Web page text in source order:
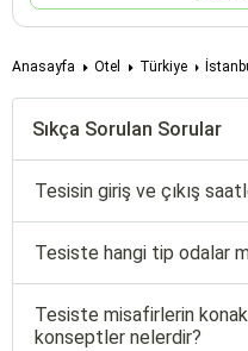
Anasayfa Otel Türkiye
Sıkça Sorulan Sorular
Tesisin giriş ve çıkış
Tesiste hangi tip odalar
Tesiste misafirlerin
konseptler nelerdir?